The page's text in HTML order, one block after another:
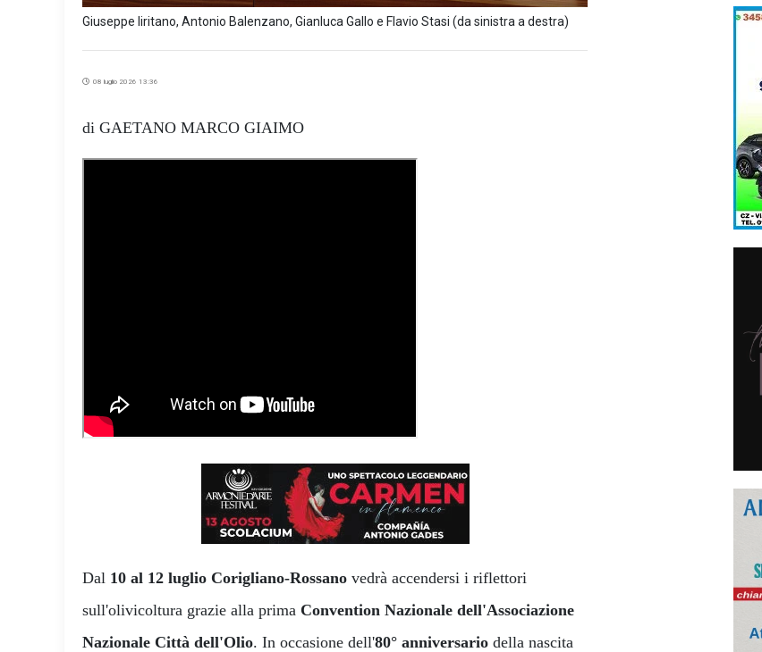
Giuseppe Iiritano, Antonio Balenzano, Gianluca Gallo e Flavio Stasi (da sinistra a destra)
08 luglio 2026 13:36
di GAETANO MARCO GIAIMO
Dal 10 al 12 luglio Corigliano-Rossano vedrà accendersi i riflettori
sull'olivicoltura grazie alla prima Convention Nazionale dell'Associazione
Nazionale Città dell'Olio. In occasione dell'80° anniversario della nascita